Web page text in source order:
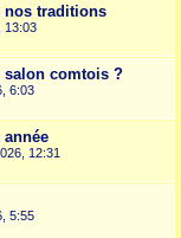
nos traditions
13:03
salon comtois ?
6:03
12:31
5:55